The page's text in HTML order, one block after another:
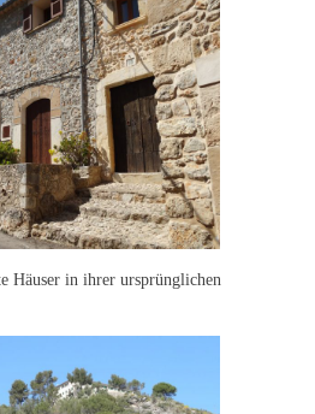
Häuser in ihrer ursprünglichen